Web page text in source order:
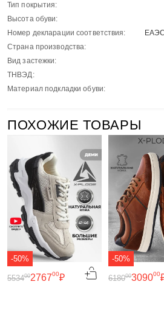
Тип покрытия:
Высота обуви:
Номер декларации соответствия:
Страна производства:
Вид застежки:
ТНВЭД:
Материал подкладки обуви:
ПОХОЖИЕ ТОВАРЫ
-50%
276700₽
553400
-50%
309000
618000